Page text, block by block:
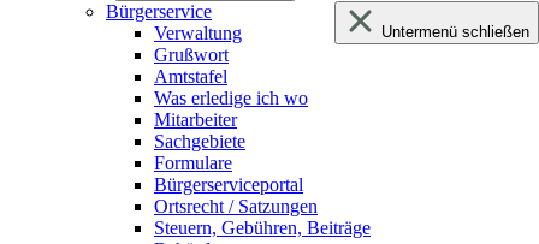
Untermenü schließen
Bürgerservice
Verwaltung
Grußwort
Amtstafel
Was erledige ich wo
Mitarbeiter
Sachgebiete
Formulare
Bürgerserviceportal
Ortsrecht / Satzungen
Steuern, Gebühren, Beiträge